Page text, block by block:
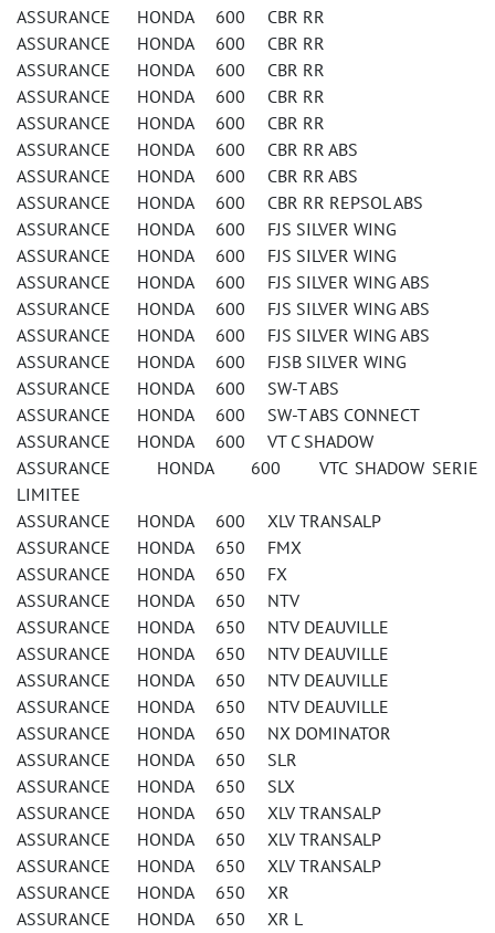
ASSURANCE HONDA 600 CBR RR
ASSURANCE HONDA 600 CBR RR
ASSURANCE HONDA 600 CBR RR
ASSURANCE HONDA 600 CBR RR
ASSURANCE HONDA 600 CBR RR
ASSURANCE HONDA 600 CBR RR ABS
ASSURANCE HONDA 600 CBR RR ABS
ASSURANCE HONDA 600 CBR RR REPSOL ABS
ASSURANCE HONDA 600 FJS SILVER WING
ASSURANCE HONDA 600 FJS SILVER WING
ASSURANCE HONDA 600 FJS SILVER WING ABS
ASSURANCE HONDA 600 FJS SILVER WING ABS
ASSURANCE HONDA 600 FJS SILVER WING ABS
ASSURANCE HONDA 600 FJSB SILVER WING
ASSURANCE HONDA 600 SW-T ABS
ASSURANCE HONDA 600 SW-T ABS CONNECT
ASSURANCE HONDA 600 VT C SHADOW
ASSURANCE HONDA 600 VTC SHADOW SERIE
LIMITEE
ASSURANCE HONDA 600 XLV TRANSALP
ASSURANCE HONDA 650 FMX
ASSURANCE HONDA 650 FX
ASSURANCE HONDA 650 NTV
ASSURANCE HONDA 650 NTV DEAUVILLE
ASSURANCE HONDA 650 NTV DEAUVILLE
ASSURANCE HONDA 650 NTV DEAUVILLE
ASSURANCE HONDA 650 NTV DEAUVILLE
ASSURANCE HONDA 650 NX DOMINATOR
ASSURANCE HONDA 650 SLR
ASSURANCE HONDA 650 SLX
ASSURANCE HONDA 650 XLV TRANSALP
ASSURANCE HONDA 650 XLV TRANSALP
ASSURANCE HONDA 650 XLV TRANSALP
ASSURANCE HONDA 650 XR
ASSURANCE HONDA 650 XR L